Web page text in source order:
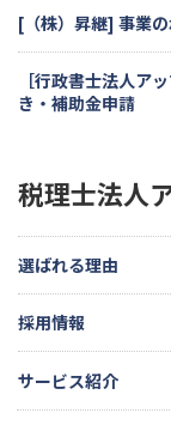
[（株）昇継] 事業の
［行政書士法人ア
き・補助金申請
税理士法人
選ばれる理由
採用情報
サービス紹介